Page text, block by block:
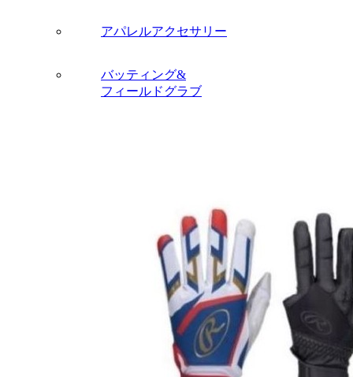
アパレルアクセサリー
バッティング&
フィールドグラブ